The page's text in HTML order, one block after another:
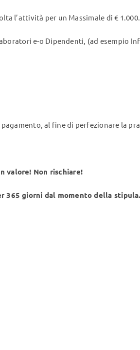
l’attività per un Massimale di €
e-o Dipendenti, (ad esempio
al fine di perfezionare la
valore! Non rischiare!
365 giorni dal momento della stipula.